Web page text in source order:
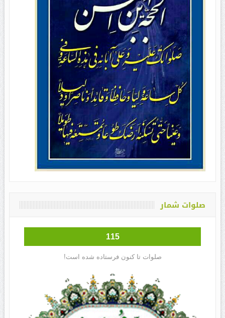
صلوات شمار
115
صلوات تا کنون فرستاده شده است!